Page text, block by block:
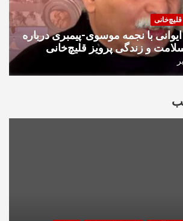
قلیچ‌خانی
با نجمه موسوی-پیمبری درباره
و زندگی پرویز قلیچ‌خانی